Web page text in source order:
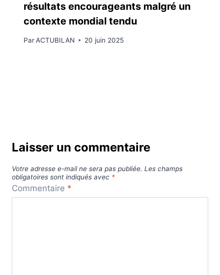
résultats encourageants malgré un
contexte mondial tendu
ParACTUBILAN 20 juin 2025
Laisser un commentaire
Votre adresse e-mail ne sera pas publiée. Les champs
obligatoires sont indiqués avec *
Commentaire *